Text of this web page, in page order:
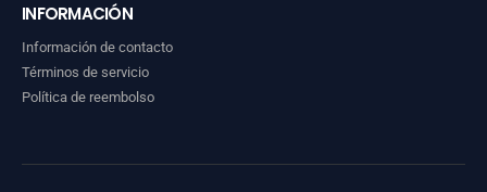
INFORMACIÓN
Información de contacto
Términos de servicio
Política de reembolso